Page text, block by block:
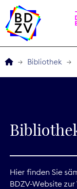
Service
Bibliothek
Hier finden Sie
BDZV-Website